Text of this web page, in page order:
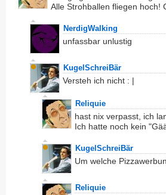
Alle Strohballen fliegen hoch!
NerdigWalking
unfassbar unlustig
KugelSchreiBär
Versteh ich nicht : |
Reliquie
hast nix verpasst, ich
Ich hatte noch kein
KugelSchreiBär
Um welche
Reliquie